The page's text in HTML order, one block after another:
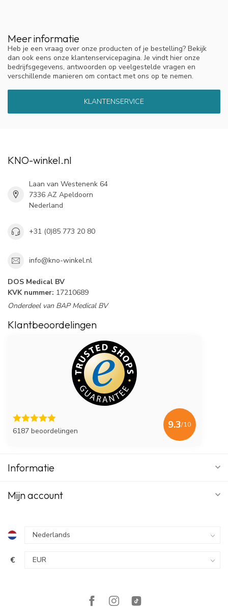
Meer informatie
Heb je een vraag over onze producten of je bestelling? Bekijk
dan ook eens onze klantenservicepagina. Je vindt hier onze
bedrijfsgegevens, antwoorden op veelgestelde vragen en
verschillende manieren om contact met ons op te nemen.
KLANTENSERVICE
KNO-winkel.nl
Laan van Westenenk 64
7336 AZ Apeldoorn
Nederland
+31 (0)85 773 20 80
info@kno-winkel.nl
DOS Medical BV
KVK nummer: 17210689
Onderdeel van BAP Medical BV
Klantbeoordelingen
6187 beoordelingen
9.3/10
Informatie
Mijn account
€